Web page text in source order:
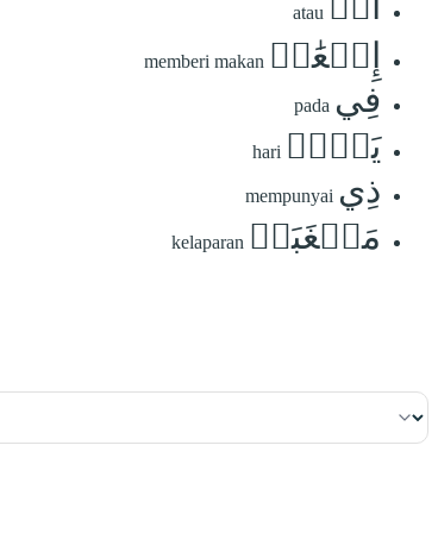
atau
إِطۡعَٰمٞ memberi makan
فِي pada
يَوۡمٖ hari
ذِي mempunyai
مَسۡغَبَةٖ kelaparan